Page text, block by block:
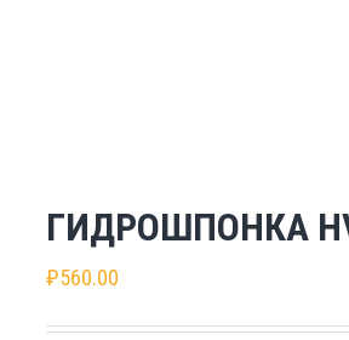
ГИДРОШПОНКА
₽560.00